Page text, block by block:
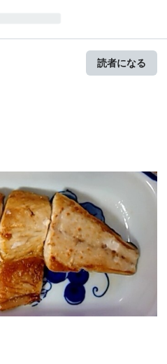
読者になる